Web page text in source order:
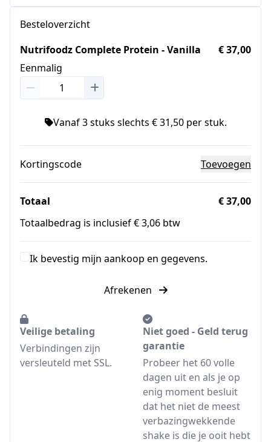
Besteloverzicht
Nutrifoodz Complete Protein - Vanilla
Eenmalig
€ 37,00
Vanaf 3 stuks slechts € 31,50 per stuk.
Kortingscode Toevoegen
Totaal
€ 37,00
Totaalbedrag is inclusief € 3,06 btw
Ik bevestig mijn aankoop en gegevens.
Afrekenen
Veilige betaling
Verbindingen zijn
versleuteld met SSL.
Niet goed - Geld terug
garantie
Probeer het 60 volle
dagen uit en als je op
enig moment besluit
dat het niet de meest
verbazingwekkende
shake is die je ooit hebt